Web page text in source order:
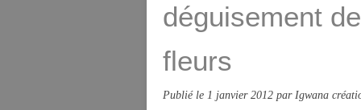
déguisement
fleurs
Publié le 1 janvier 2012 par Igwana